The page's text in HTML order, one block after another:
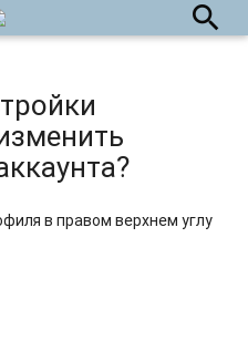
search
в правом верхнем углу